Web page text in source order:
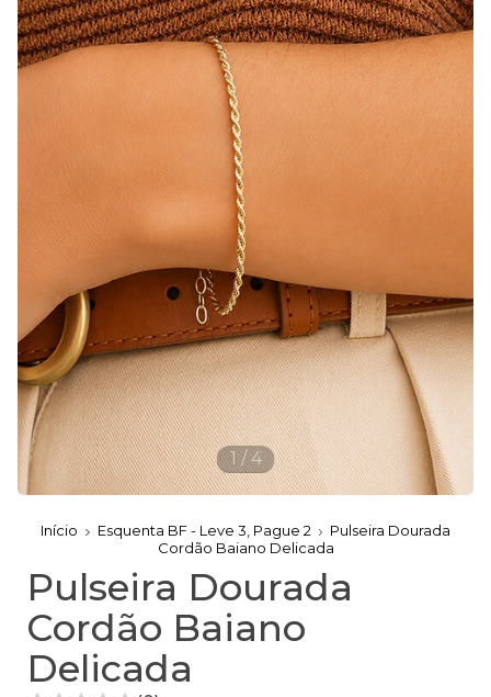
1/4
Início Esquenta BF - Leve 3, Pague 2
Pulseira Dourada
Cordão Baiano Delicada
Pulseira Dourada
Cordão Baiano
Delicada